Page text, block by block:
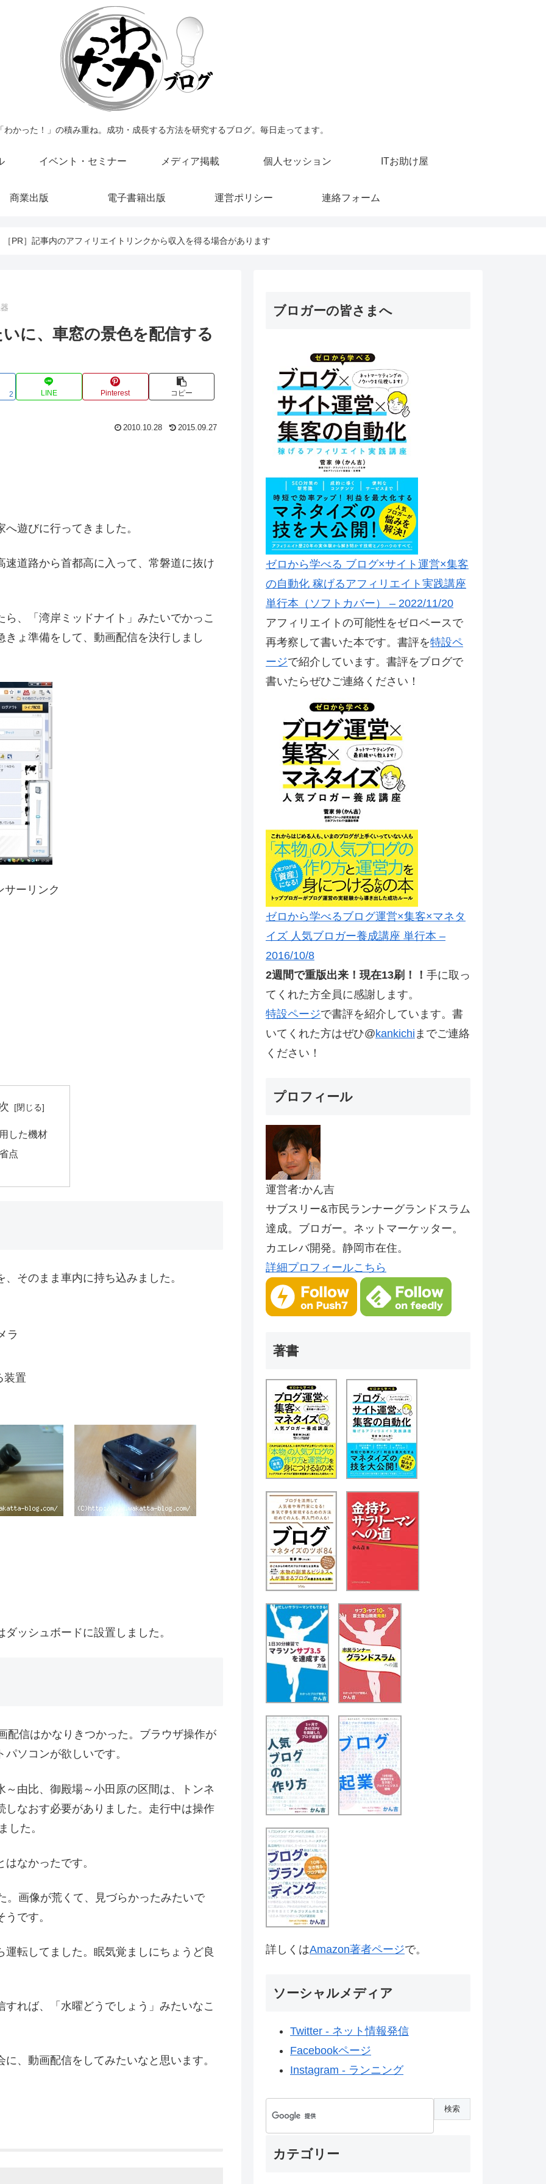
わかった！」の積み重ね。成功・成長する方法を研究するブログ。毎日走ってます。
イベント・セミナー メディア掲載 個人セッション ITお助け屋
商業出版 電子書籍出版 運営ポリシー 連絡フォーム
［PR］記事内のアフィリエイトリンクから収入を得る場合があります
に、車窓の景色を配信する
2 LINE Pinterest コピー
2010.10.28 2015.09.27
遊びに行ってきました。
道路から首都高に入って、常磐道に抜け
、「湾岸ミッドナイト」みたいでかっこ
ょ準備をして、動画配信を決行しまし
サーリンク
した機材
点
そのまま車内に持ち込みました。
ラ
装置
ッシュボードに設置しました。
配信はかなりきつかった。ブラウザ操作が
ソコンが欲しいです。
由比、御殿場～小田原の区間は、トンネ
なおす必要がありました。走行中は操作
した。
なかったです。
。画像が荒くて、見づらかったみたいで
です。
転してました。眠気覚ましにちょうど良
れば、「水曜どうでしょう」みたいなこ
、動画配信をしてみたいなと思います。
ブロガーの皆さまへ
ゼロから学べる ブログ×サイト運営×集客
の自動化 稼げるアフィリエイト実践講座
単行本（ソフトカバー） – 2022/11/20
アフィリエイトの可能性をゼロベースで
再考察して書いた本です。書評を特設ペ
ージで紹介しています。書評をブログで
書いたらぜひご連絡ください！
ゼロから学べるブログ運営×集客×マネタ
イズ 人気ブロガー養成講座 単行本 –
2016/10/8
2週間で重版出来！現在13刷！！ 手に取っ
てくれた方全員に感謝します。
特設ページで書評を紹介しています。書
いてくれた方はぜひ@kankichi までご連絡
ください！
プロフィール
運営者:かん吉
サブスリー&市民ランナーグランドスラム
達成。ブロガー。ネットマーケッター。
カエレバ開発。静岡市在住。
詳細プロフィールこちら
著書
詳しくはAmazon著者ページで。
ソーシャルメディア
Twitter - ネット情報発信
Facebookページ
Instagram - ランニング
カテゴリー